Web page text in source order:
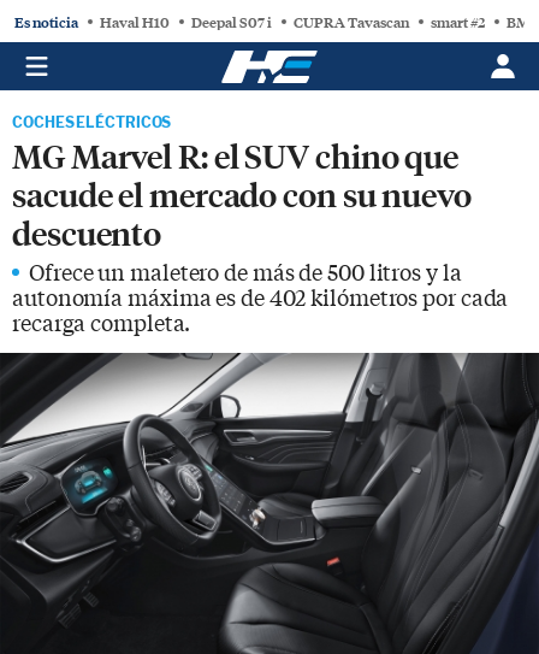
Es noticia Haval H10 Deepal S07 i CUPRA Tavascan smart #2
COCHES ELÉCTRICOS
MG Marvel R: el SUV chino que
sacude el mercado con su nuevo
descuento
Ofrece un maletero de más de 500 litros y la
autonomía máxima es de 402 kilómetros por cada
recarga completa.